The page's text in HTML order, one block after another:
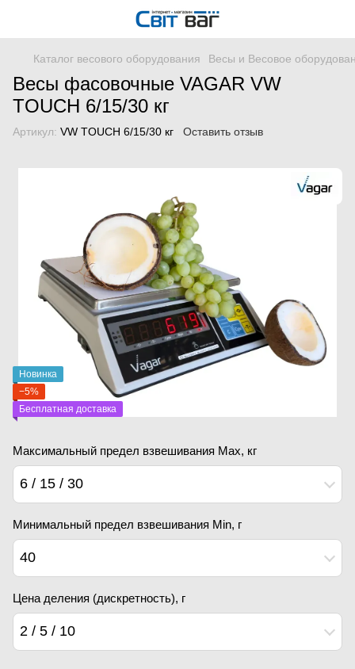
Каталог весового оборудования Весы и Весовое
Весы фасовочные VAGAR VW
TOUCH 6/15/30 кг
Артикул: VW TOUCH 6/15/30 кг Оставить отзыв
Новинка
−5%
Бесплатная доставка
Максимальный предел взвешивания Мах, кг
6 / 15 / 30
Минимальный предел взвешивания Min, г
40
Цена деления (дискретность), г
2 / 5 / 10